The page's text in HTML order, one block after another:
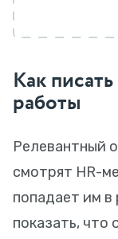
Как
работы
Релевантный
смотрят HR-
попадает им
показать, что